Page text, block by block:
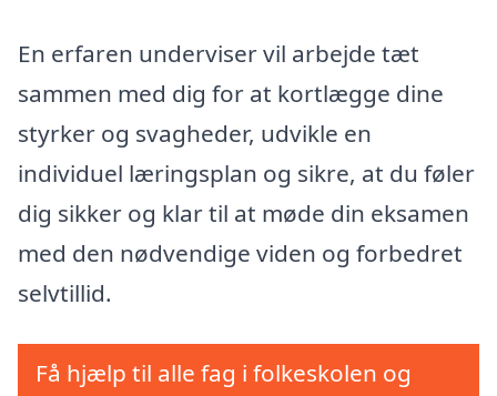
En erfaren underviser vil arbejde tæt
sammen med dig for at kortlægge dine
styrker og svagheder, udvikle en
individuel læringsplan og sikre, at du føler
dig sikker og klar til at møde din eksamen
med den nødvendige viden og forbedret
selvtillid.
Få hjælp til alle fag i folkeskolen og